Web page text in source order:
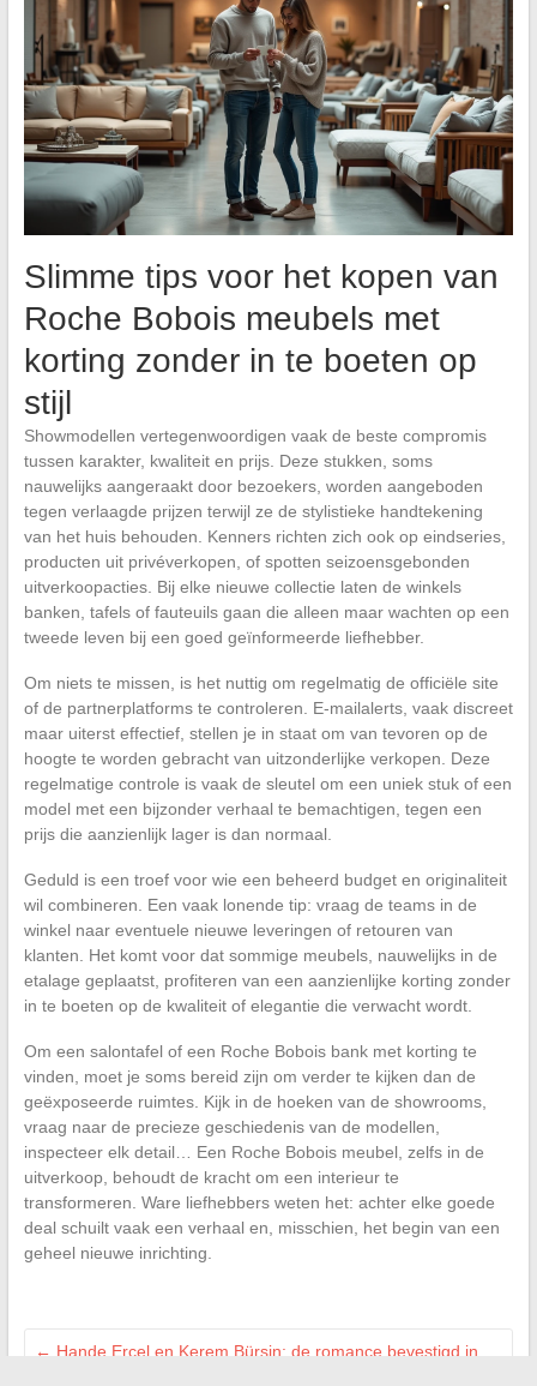
Slimme tips voor het kopen van
Roche Bobois meubels met
korting zonder in te boeten op
stijl
Showmodellen vertegenwoordigen vaak de beste compromis
tussen karakter, kwaliteit en prijs. Deze stukken, soms
nauwelijks aangeraakt door bezoekers, worden aangeboden
tegen verlaagde prijzen terwijl ze de stylistieke handtekening
van het huis behouden. Kenners richten zich ook op eindseries,
producten uit privéverkopen, of spotten seizoensgebonden
uitverkoopacties. Bij elke nieuwe collectie laten de winkels
banken, tafels of fauteuils gaan die alleen maar wachten op een
tweede leven bij een goed geïnformeerde liefhebber.
Om niets te missen, is het nuttig om regelmatig de officiële site
of de partnerplatforms te controleren. E-mailalerts, vaak discreet
maar uiterst effectief, stellen je in staat om van tevoren op de
hoogte te worden gebracht van uitzonderlijke verkopen. Deze
regelmatige controle is vaak de sleutel om een uniek stuk of een
model met een bijzonder verhaal te bemachtigen, tegen een
prijs die aanzienlijk lager is dan normaal.
Geduld is een troef voor wie een beheerd budget en originaliteit
wil combineren. Een vaak lonende tip: vraag de teams in de
winkel naar eventuele nieuwe leveringen of retouren van
klanten. Het komt voor dat sommige meubels, nauwelijks in de
etalage geplaatst, profiteren van een aanzienlijke korting zonder
in te boeten op de kwaliteit of elegantie die verwacht wordt.
Om een salontafel of een Roche Bobois bank met korting te
vinden, moet je soms bereid zijn om verder te kijken dan de
geëxposeerde ruimtes. Kijk in de hoeken van de showrooms,
vraag naar de precieze geschiedenis van de modellen,
inspecteer elk detail… Een Roche Bobois meubel, zelfs in de
uitverkoop, behoudt de kracht om een interieur te
transformeren. Ware liefhebbers weten het: achter elke goede
deal schuilt vaak een verhaal en, misschien, het begin van een
geheel nieuwe inrichting.
← Hande Erçel en Kerem Bürsin: de romance bevestigd in